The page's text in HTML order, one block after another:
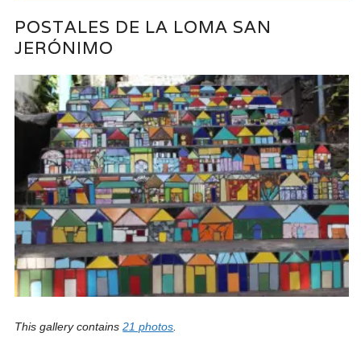
POSTALES DE LA LOMA SAN
JERÓNIMO
This gallery contains21 photos.